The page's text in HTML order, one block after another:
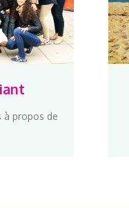
à propos de